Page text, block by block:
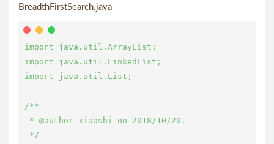
BreadthFirstSearch.java
import java.util.ArrayList;
import java.util.LinkedList;
import java.util.List;
/**
* @author xiaoshi on 2018/10/20.
*/